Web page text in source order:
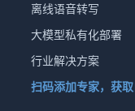
离线语音转写
大模型私有化部署
行业解决方案
扫码添加专家，获